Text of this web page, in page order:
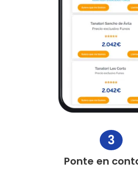
3
Ponte en